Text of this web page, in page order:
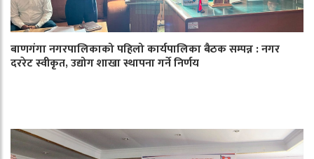
बाणगंगा नगरपालिकाको पहिलो कार्यपालिका बैठक सम्पन्न : नगर
दररेट स्वीकृत, उद्योग शाखा स्थापना गर्ने निर्णय